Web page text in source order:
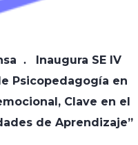
Inaugura SE IV
Psicopedagogía en
Clave en el
de Aprendizaje”